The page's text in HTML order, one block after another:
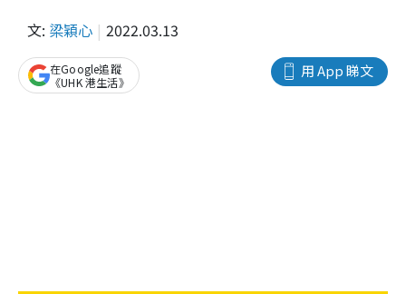
文: 梁穎心 2022.03.13
用 App 睇文
在Google追蹤
《UHK 港生活》